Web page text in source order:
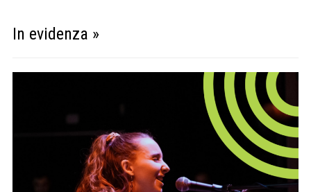
In evidenza »